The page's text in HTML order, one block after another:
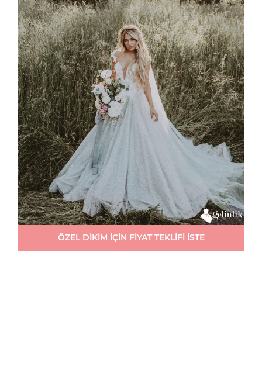
ÖZEL DİKİM İÇİN FİYAT TEKLİFİ İSTE